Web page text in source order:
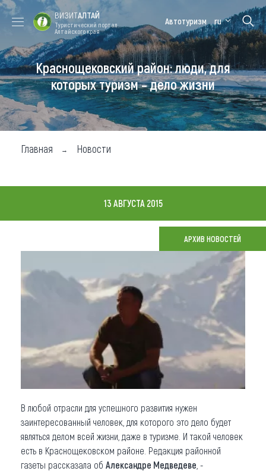
Форум VISIT
ALTAI
Цветение
маральника
Медицинский
форум
Алтайская
зимовка
Туры
Где побывать
Чем заняться
Где остановиться
Что привезти (сувениры)
Коллекция впечатлений
Другие рубрики
ВИЗИТАЛТАЙ
Туристический портал
Алтайского края
Автотуризм ru
Краснощековский район: люди, для
которых туризм – дело жизни
Главная Новости
13 АВГУСТА 2015
АРХИВ НОВОСТЕЙ
В любой отрасли для успешного развития нужен
заинтересованный человек, для которого это дело будет
являться делом всей жизни, даже в туризме. И такой человек
есть в Краснощековском районе. Редакция районной
газеты рассказала об Александре Медведеве , -